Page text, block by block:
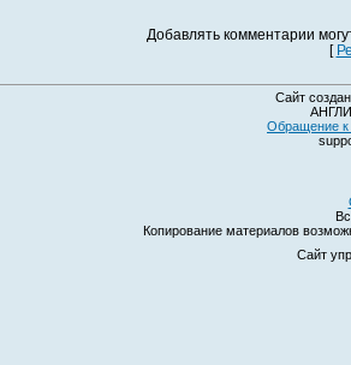
Добавлять комментарии
[
Сайт
Обращение к
Копирование материалов
Сайт